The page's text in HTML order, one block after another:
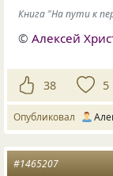
Книга "На пути к
©Алексей
38 5
Опубликовал
#1465207